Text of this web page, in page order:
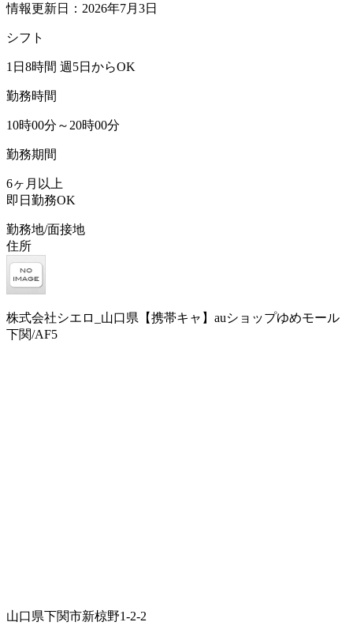
情報更新日：2026年7月3日
シフト
1日8時間 週5日からOK
勤務時間
10時00分～20時00分
勤務期間
6ヶ月以上
即日勤務OK
勤務地/面接地
住所
株式会社シエロ_山口県【携帯キャ】auショップゆめモール
下関/AF5
山口県下関市新椋野1-2-2